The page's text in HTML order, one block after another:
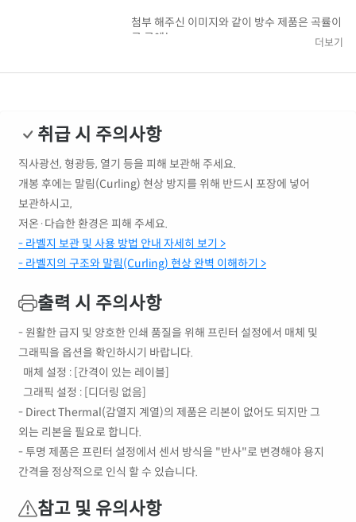
첨부 해주신 이미지와 같이 방수 제품은 곡률이
큰 곳에는
있습니다.
해당 부분에 대해서는 내부적으로도 제품이
개선 될 수 있도록 노력 하겠습니다.
더보기
취급 시 주의사항
직사광선, 형광등, 열기 등을 피해 보관해 주세요.
개봉 후에는 말림(Curling) 현상 방지를 위해 반드시 포장에 넣어
보관하시고,
저온·다습한 환경은 피해 주세요.
- 라벨지 보관 및 사용 방법 안내 자세히 보기 >
- 라벨지의 구조와 말림(Curling) 현상 완벽 이해하기 >
출력 시 주의사항
- 원활한 급지 및 양호한 인쇄 품질을 위해 프린터 설정에서 매체 및
그래픽을 옵션을 확인하시기 바랍니다.
매체 설정 : [간격이 있는 레이블]
그래픽 설정 : [디더링 없음]
- Direct Thermal(감열지 계열)의 제품은 리본이 없어도 되지만 그
외는 리본을 필요로 합니다.
- 투명 제품은 프린터 설정에서 센서 방식을 "반사"로 변경해야 용지
간격을 정상적으로 인식 할 수 있습니다.
참고 및 유의사항